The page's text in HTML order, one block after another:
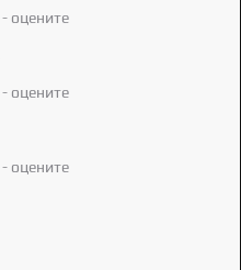
- оцените
- оцените
- оцените